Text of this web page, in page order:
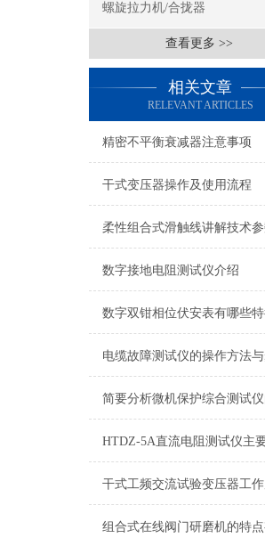
螺旋拉力机/合拢器
查看更多 >>
相关文章
RELEVANT ARTICLES
精密不平衡衰减器注意事项
干式变压器操作及使用流程
数字接地电阻测试仪介绍
数字双钳相位伏安表有哪些特
电缆故障测试仪的操作方法